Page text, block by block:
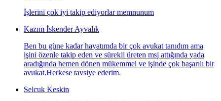
İşlerini çok iyi takip ediyorlar memnunum
Kazım İskender Ayvalık
Ben bu güne kadar hayatımda bir çok avukat tanıdım ama
işini özenle takip eden ve sürekli üreten msj attığında yada
aradığında hemen dönen mükemmel ve işinde çok başarılı bir
avukat.Herkese tavsiye ederim.
Selcuk Keskin